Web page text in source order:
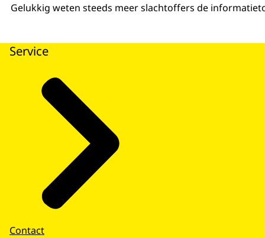
Gelukkig weten steeds meer slachtoffers de
Service
Contact